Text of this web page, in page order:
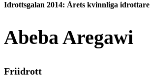
Idrottsgalan 2014: Årets kvinnliga idrottare
Abeba Aregawi
Friidrott